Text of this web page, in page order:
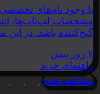
مشخصات لپ‌تاپ‌ها،
گیج‌کننده باشد. در این
۷ روز پیش
راهنمای خرید
مشاهده همه